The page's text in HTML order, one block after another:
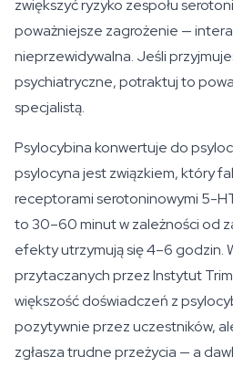
zwiększyć ryzyko zespołu
poważniejsze zagrożenie —
nieprzewidywalna. Jeśli
psychiatryczne, potraktuj to
specjalistą.
Psylocybina konwertuje do
psylocyna jest związkiem, który
receptorami serotoninowymi 5-
to 30–60 minut w zależności od
efekty utrzymują się 4–6 godzin.
przytaczanych przez Instytut
większość doświadczeń z
pozytywnie przez uczestników,
zgłasza trudne przeżycia — a